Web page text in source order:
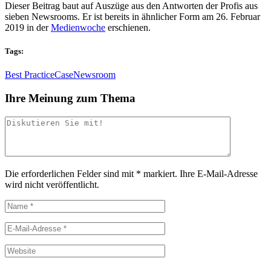
Dieser Beitrag baut auf Auszüge aus den Antworten der Profis aus
sieben Newsrooms. Er ist bereits in ähnlicher Form am 26. Februar
2019 in derMedienwoche erschienen.
Tags:
Best PracticeCaseNewsroom
Ihre Meinung zum Thema
Die erforderlichen Felder sind mit * markiert. Ihre E-Mail-Adresse
wird nicht veröffentlicht.